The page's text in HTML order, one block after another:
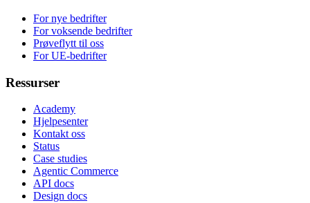
For nye bedrifter
For voksende bedrifter
Prøveflytt til oss
For UE-bedrifter
Ressurser
Academy
Hjelpesenter
Kontakt oss
Status
Case studies
Agentic Commerce
API docs
Design docs